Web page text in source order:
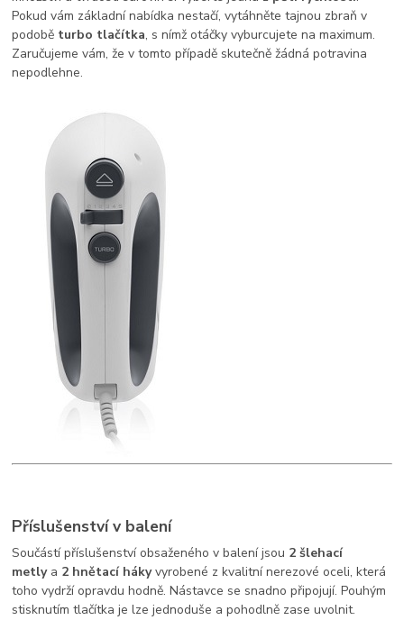
Pokud vám základní nabídka nestačí, vytáhněte tajnou zbraň v
podobě turbo tlačítka, s nímž otáčky vyburcujete na maximum.
Zaručujeme vám, že v tomto případě skutečně žádná potravina
nepodlehne.
Příslušenství v balení
Součástí příslušenství obsaženého v balení jsou 2 šlehací
metlya 2 hnětací hákyvyrobené z kvalitní nerezové oceli, která
toho vydrží opravdu hodně. Nástavce se snadno připojují. Pouhým
stisknutím tlačítka je lze jednoduše a pohodlně zase uvolnit.